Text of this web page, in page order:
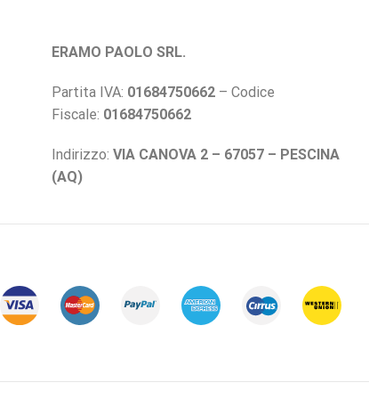
ERAMO PAOLO SRL.
Partita IVA: 01684750662– Codice
Fiscale: 01684750662
Indirizzo: VIA CANOVA 2 – 67057 – PESCINA
(AQ)